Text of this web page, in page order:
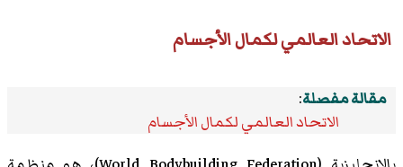
الاتحاد العالمي لكمال الأجسام
مقالة مفصلة:
الاتحاد العالمي لكمال الأجسام